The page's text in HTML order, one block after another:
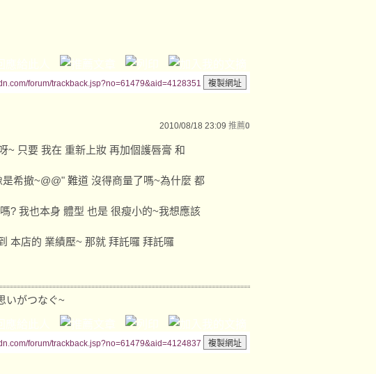
forum/trackback.jsp?no=61479&aid=4128351
2010/08/18 23:09 推薦0
~ 只要 我在 重新上妝 再加個護唇膏 和
希撤~@@" 難道 沒得商量了嗎~為什麼 都
? 我也本身 體型 也是 很瘦小的~我想應該
本店的 業績壓~ 那就 拜託囉 拜託囉
がつなぐ~
forum/trackback.jsp?no=61479&aid=4124837